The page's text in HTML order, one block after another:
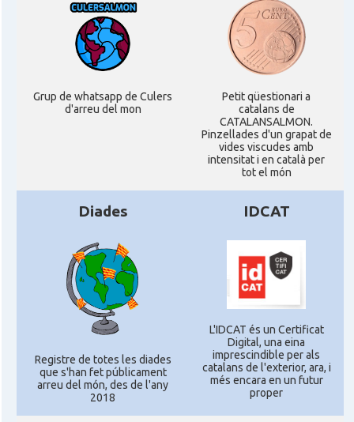
Grup de whatsapp de Culers
d'arreu del mon
Petit qüestionari a
catalans de
CATALANSALMON.
Pinzellades d'un grapat de
vides viscudes amb
intensitat i en català per
tot el món
Diades
Registre de totes les diades
que s'han fet públicament
arreu del món, des de l'any
2018
IDCAT
L'IDCAT és un Certificat
Digital, una eina
imprescindible per als
catalans de l'exterior, ara, i
més encara en un futur
proper